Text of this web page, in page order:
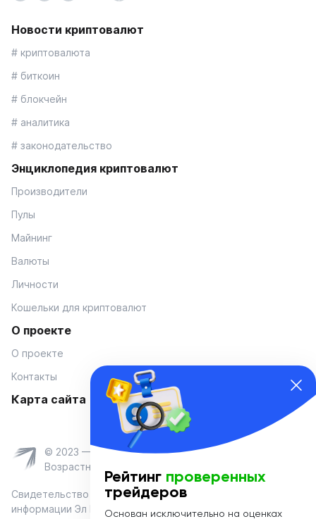
Новости криптовалют
# криптовалюта
# биткоин
# блокчейн
# аналитика
# законодательство
Энциклопедия криптовалют
Производители
Пулы
Майнинг
Валюты
Личности
Кошельки для криптовалют
О проекте
О проекте
Контакты
Карта сайта
© 2023 — Coinmania
Возрастное ограничение 16+
Свидетельство о регистрации средства массовой
информации Эл № ФС 77-74908 от «25» января 2019 г.
Рейтинг проверенных
трейдеров
Основан исключительно на оценках